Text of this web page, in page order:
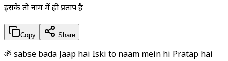
इसके तो नाम में ही प्रताप है
Copy Share
ॐ sabse bada Jaap hai Iski to naam mein hi Pratap hai